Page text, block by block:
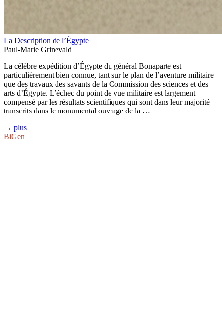
La Description de l’Égypte
Paul-Marie Grinevald
La célèbre expédition d’Égypte du général Bonaparte est
particulièrement bien connue, tant sur le plan de l’aventure militaire
que des travaux des savants de la Commission des sciences et des
arts d’Égypte. L’échec du point de vue militaire est largement
compensé par les résultats scientifiques qui sont dans leur majorité
transcrits dans le monumental ouvrage de la …
→ plus
BiGen